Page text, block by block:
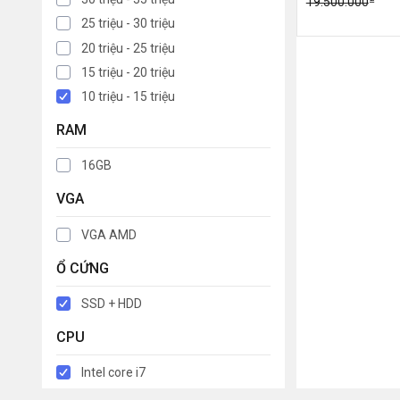
25 triệu - 30 triệu
20 triệu - 25 triệu
15 triệu - 20 triệu
10 triệu - 15 triệu
RAM
16GB
VGA
VGA AMD
Ổ CỨNG
SSD + HDD
CPU
Intel core i7